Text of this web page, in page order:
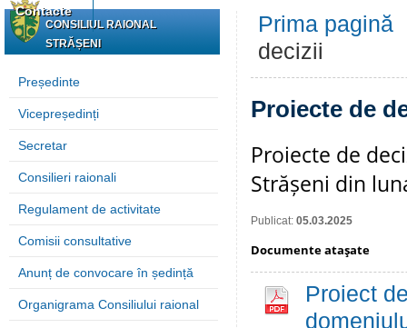
Contacte
CONSILIUL RAIONAL
STRĂȘENI
Președinte
Vicepreședinți
Secretar
Consilieri raionali
Regulament de activitate
Comisii consultative
Anunț de convocare în ședință
Organigrama Consiliului raional
Prima pagină
decizii
Proiecte de
Proiecte de
Strășeni din
Publicat: 05.03.2025
Documente ataşate
Proiect